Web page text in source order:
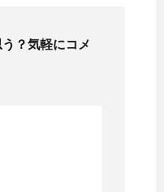
？気軽にコメ